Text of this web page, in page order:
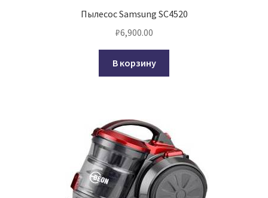
Пылесос Samsung SC4520
₽6,900.00
В корзину